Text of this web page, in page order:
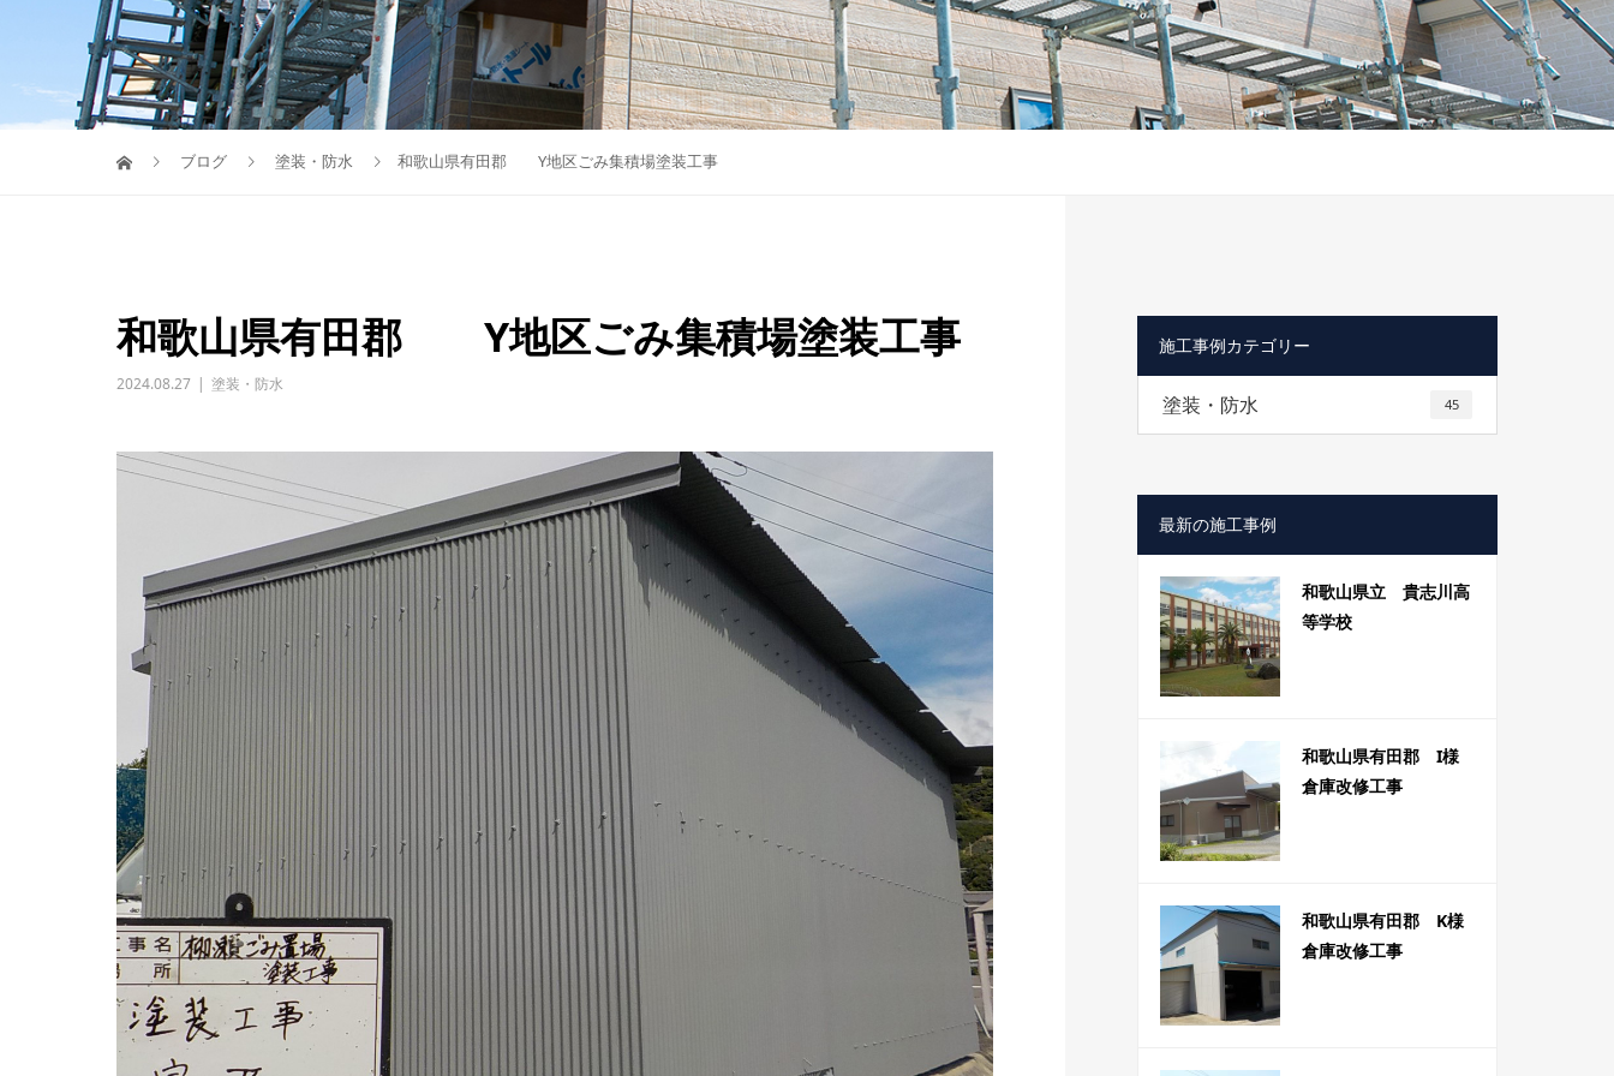
ブログ 塗装・防水 和歌山県有田郡 Y地区ごみ集積場塗装工事
和歌山県有田郡 Y地区ごみ集積場塗装工事
2024.08.27 塗装・防水
施工事例カテゴリー
塗装・防水 45
最新の施工事例
和歌山県立 貴志川高
等学校
和歌山県有田郡 I様
倉庫改修工事
和歌山県有田郡 K様
倉庫改修工事